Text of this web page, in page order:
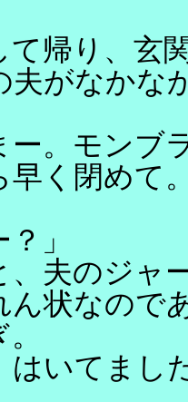
て帰り、玄
夫がなかな
ー。モンブ
早く閉めて
」
、夫のジャ
ん状なので
はいてまし